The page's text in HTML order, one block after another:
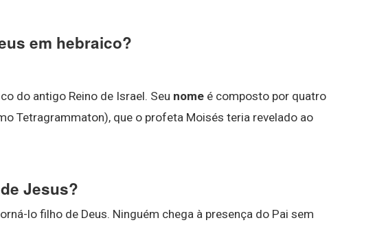
em hebraico?
do antigo Reino de Israel. Seu nome é composto por quatro
Tetragrammaton), que o profeta Moisés teria revelado ao
Jesus?
lo filho de Deus. Ninguém chega à presença do Pai sem